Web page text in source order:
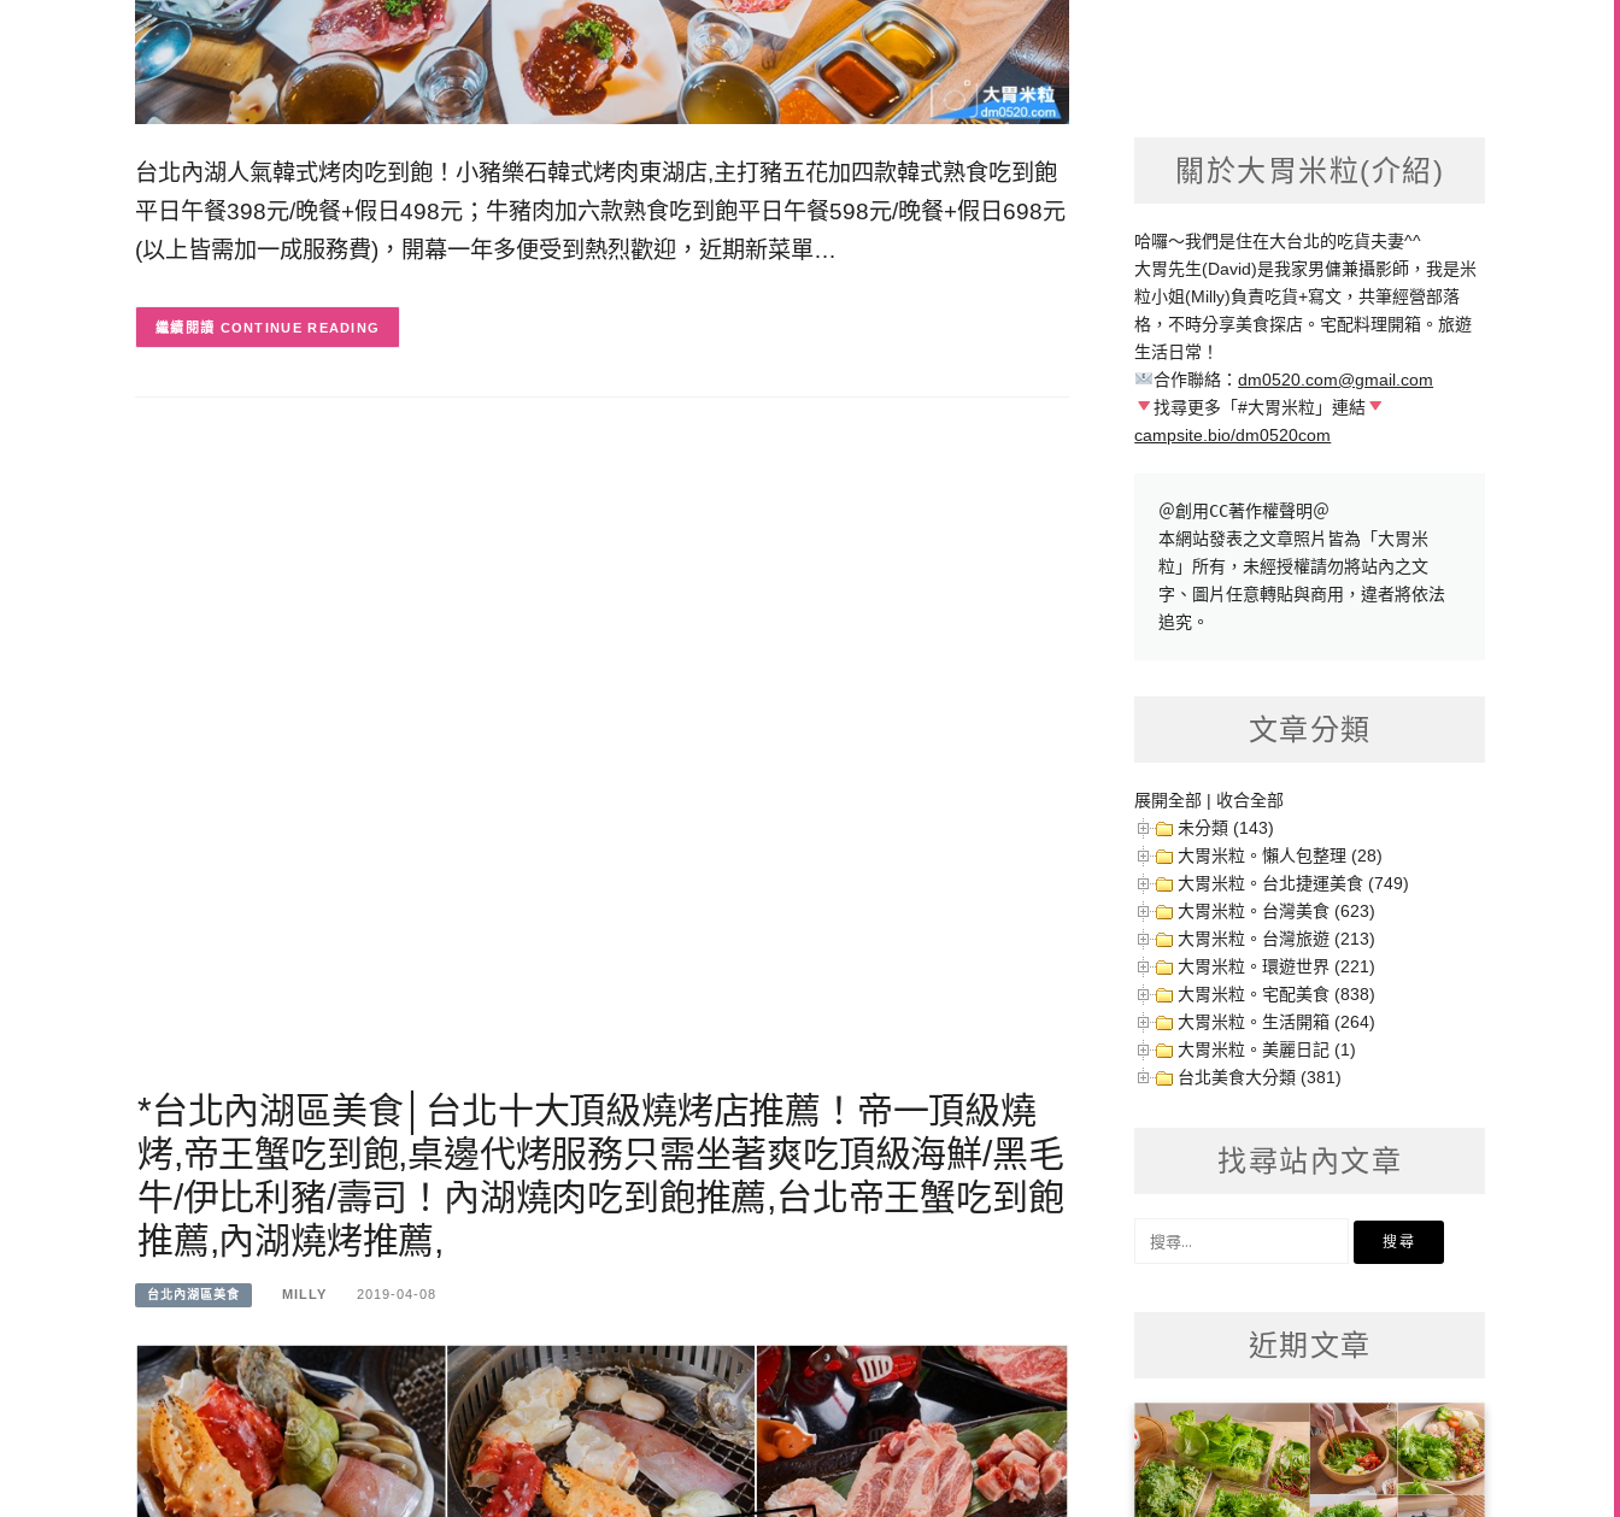
台北內湖人氣韓式烤肉吃到飽！小豬樂石韓式烤肉東湖店,主打豬五花加四款韓式熟食吃到飽
平日午餐398元/晚餐+假日498元；牛豬肉加六款熟食吃到飽平日午餐598元/晚餐+假日698元
(以上皆需加一成服務費)，開幕一年多便受到熱烈歡迎，近期新菜單…
CONTINUE READING
*台北內湖區美食│台北十大頂級燒烤店推薦！帝一頂級燒
烤,帝王蟹吃到飽,桌邊代烤服務只需坐著爽吃頂級海鮮/黑毛
牛/伊比利豬/壽司！內湖燒肉吃到飽推薦,台北帝王蟹吃到飽
推薦,內湖燒烤推薦,
台北內湖區美食 MILLY 2019-04-08
關於大胃米粒(介紹)
哈囉～我們是住在大台北的吃貨夫妻^^
大胃先生(David)是我家男傭兼攝影師，我是米
粒小姐(Milly)負責吃貨+寫文，共筆經營部落
格，不時分享美食探店。宅配料理開箱。旅遊
生活日常！
合作聯絡：dm0520.com@gmail.com
找尋更多「#大胃米粒」連結
campsite.bio/dm0520com
＠創用CC著作權聲明＠
本網站發表之文章照片皆為「大胃米
粒」所有，未經授權請勿將站內之文
字、圖片任意轉貼與商用，違者將依法
追究。
文章分類
展開全部 | 收合全部
未分類 (143)
大胃米粒。懶人包整理 (28)
大胃米粒。台北捷運美食 (749)
大胃米粒。台灣美食 (623)
大胃米粒。台灣旅遊 (213)
大胃米粒。環遊世界 (221)
大胃米粒。宅配美食 (838)
大胃米粒。生活開箱 (264)
大胃米粒。美麗日記 (1)
台北美食大分類 (381)
找尋站內文章
近期文章